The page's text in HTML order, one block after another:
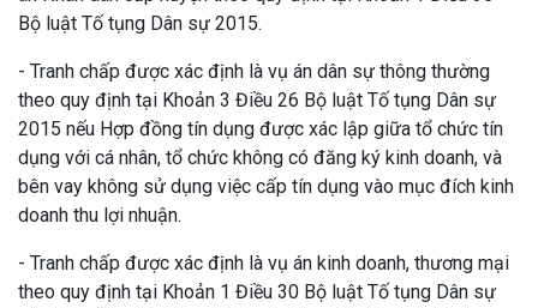
Bộ luật Tố tụng Dân sự 2015.
- Tranh chấp được xác định là vụ án dân sự thông thường
theo quy định tại Khoản 3 Điều 26 Bộ luật Tố tụng Dân sự
2015 nếu Hợp đồng tín dụng được xác lập giữa tổ chức tín
dụng với cá nhân, tổ chức không có đăng ký kinh doanh, và
bên vay không sử dụng việc cấp tín dụng vào mục đích kinh
doanh thu lợi nhuận.
- Tranh chấp được xác định là vụ án kinh doanh, thương mại
theo quy định tại Khoản 1 Điều 30 Bộ luật Tố tụng Dân sự